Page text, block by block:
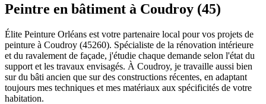
Peintre en bâtiment à Coudroy (45)
Élite Peinture Orléans est votre partenaire local pour vos projets de
peinture à Coudroy (45260). Spécialiste de la rénovation intérieure
et du ravalement de façade, j'étudie chaque demande selon l'état du
support et les travaux envisagés. À Coudroy, je travaille aussi bien
sur du bâti ancien que sur des constructions récentes, en adaptant
toujours mes techniques et mes matériaux aux spécificités de votre
habitation.